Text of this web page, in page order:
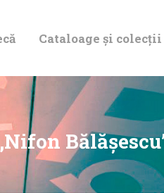
Cataloage și colecții